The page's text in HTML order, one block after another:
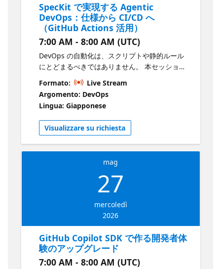
ティス 使用技術 GitHub Copilot GitHub
Actions Agentic AI パターン GitHub ベースの
CI/CD パイプライン 対象者 Agentic AI をこれか
ら学び始める開発者 AI 搭載アプリケーションや
サービスを開発するエンジニア プロダクション
対応のエージェントフレームワークを検討する
ップしたい方
SpecKit で実現する Agentic
DevOps：仕様から CI/CD へ
（GitHub Actions 活用）
7:00 AM - 8:00 AM (UTC)
DevOps の自動化は、スクリプトや静的ルール
にとどまるべきではありません。 本セッション
では SpecKit と GitHub Actions を活用し、 仕
様書をもとに インテリジェントな CI/CD パイプ
ラインを構築する方法を学びます。 Agentic パ
ターンによって、推論・適応・意思決定が可能
なワークフローを実現し、 手作業を減らしなが
ら、より迅速で効率的な DevOps を実現しま
す。 学べる内容 モダンな DevOps シナリオに
おける Agentic パターンの活用方法 SpecKit を
用いて仕様を CI/CD ワークフローへ変換する方
法 GitHub Actions によるエージェント駆動型パ
イプラインの構築 インテリジェントな自動化に
GitHub Actions Agentic AI パターン GitHub ベ
ースの CI/CD パイプライン 対象者 DevOps エ
ベースの CI/CD を利用している開発者 仕様から
デリバリーまでの自動化を目指すチーム AI 駆動
の DevOps ワークフローに関心のある方
Formato:
Live Stream
Argomento: DevOps
Lingua: Giapponese
Visualizzare su richiesta
mag
27
mercoledì
2026
GitHub Copilot SDK で作る開発者体
験のアップグレード
7:00 AM - 8:00 AM (UTC)